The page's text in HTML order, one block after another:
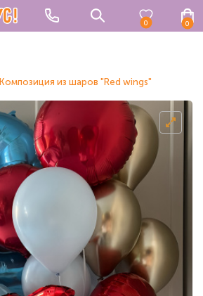
0 0
Композиция из шаров "Red wings"